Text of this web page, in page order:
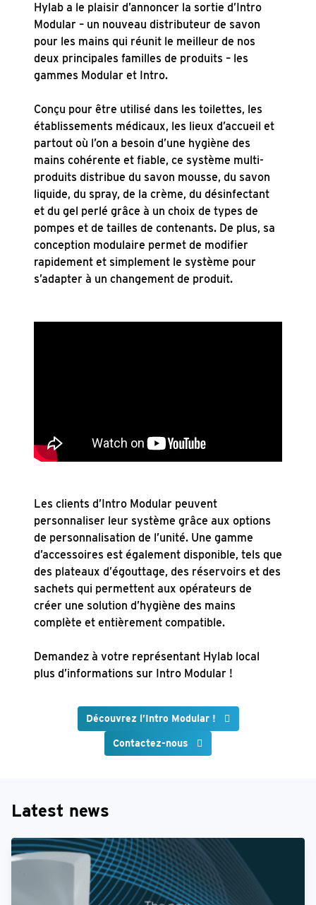
Hylab a le plaisir d’annoncer la sortie d’Intro
Modular – un nouveau distributeur de savon
pour les mains qui réunit le meilleur de nos
deux principales familles de produits – les
gammes Modular et Intro.
Conçu pour être utilisé dans les toilettes, les
établissements médicaux, les lieux d’accueil et
partout où l’on a besoin d’une hygiène des
mains cohérente et fiable, ce système multi-
produits distribue du savon mousse, du savon
liquide, du spray, de la crème, du désinfectant
et du gel perlé grâce à un choix de types de
pompes et de tailles de contenants. De plus, sa
conception modulaire permet de modifier
rapidement et simplement le système pour
s’adapter à un changement de produit.
Les clients d’Intro Modular peuvent
personnaliser leur système grâce aux options
de personnalisation de l’unité. Une gamme
d’accessoires est également disponible, tels que
des plateaux d’égouttage, des réservoirs et des
sachets qui permettent aux opérateurs de
créer une solution d’hygiène des mains
complète et entièrement compatible.
Demandez à votre représentant Hylab local
plus d’informations sur Intro Modular !
Découvrez l’Intro Modular !
Contactez-nous
Latest news